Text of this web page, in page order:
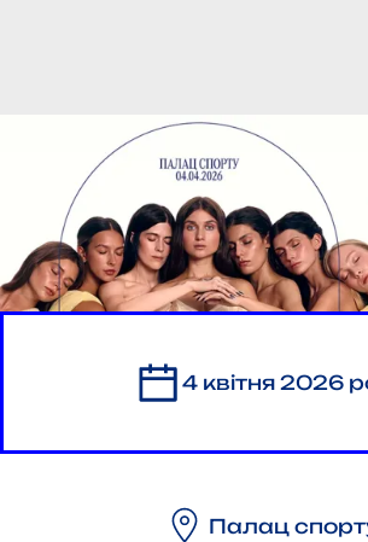
Перейти до основного вмісту
4 квітня 2026
Палац